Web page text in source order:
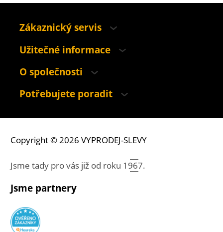
Zákaznický servis
Užitečné informace
O společnosti
Potřebujete poradit
Copyright © 2026 VYPRODEJ-SLEVY
Jsme tady pro vás již od roku 1967.
Jsme partnery